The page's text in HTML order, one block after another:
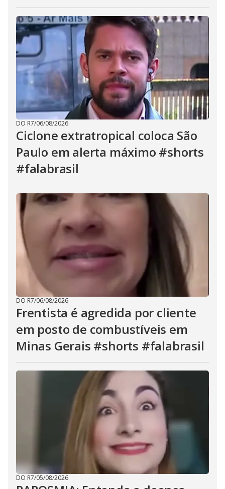
DO R7/06/08/2026
Ciclone extratropical coloca São
Paulo em alerta máximo #shorts
#falabrasil
DO R7/06/08/2026
Frentista é agredida por cliente
em posto de combustíveis em
Minas Gerais #shorts #falabrasil
DO R7/05/08/2026